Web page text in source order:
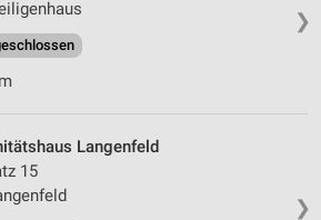
❯
❯
Langenfeld
15
zur Auswahl
von Inhalten
durch Statistiken oder